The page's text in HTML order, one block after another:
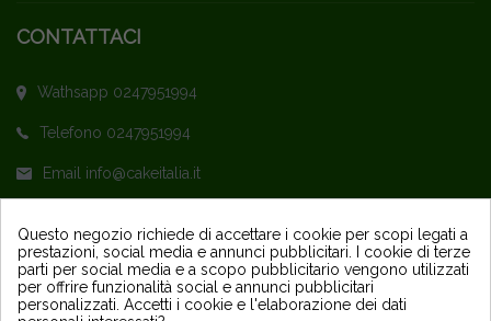
CONTATTACI
Wathsapp 0247951994
Telefono 0247951994
Email info@cakeitalia.it
dalle ore 9,30 alle 14 e dalle 15 alle 18
Questo negozio richiede di accettare i cookie per scopi legati a
prestazioni, social media e annunci pubblicitari. I cookie di terze
parti per social media e a scopo pubblicitario vengono utilizzati
per offrire funzionalità social e annunci pubblicitari
personalizzati. Accetti i cookie e l'elaborazione dei dati